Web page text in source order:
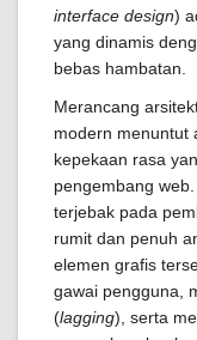
interface design)
yang dinamis
bebas hambatan.
Merancang
modern menuntut
kepekaan rasa
pengembang
terjebak pada
rumit dan penuh
elemen grafis
gawai pengguna,
(lagging), serta